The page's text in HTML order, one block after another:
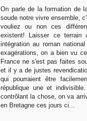
On parle de la formation de
soude notre vivre ensemble,
vouliez ou non ces
existent! Laisser ce terrain
intégration au roman
exagérations, on a bien vu
France ne s'est pas faites
et il y a de justes
qui pourraient être
république une et
contrôlant la chose, on va
en Bretagne ces jours ci...